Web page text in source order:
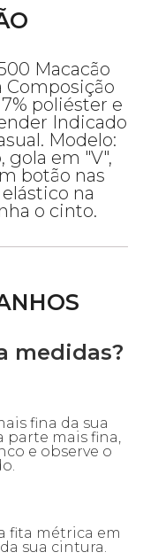
Macacão
Composição
poliéster e
Indicado
Modelo:
gola em "V",
botão nas
na
o cinto.
medidas?
fina da sua
parte mais fina,
e observe o
fita métrica em
sua cintura.